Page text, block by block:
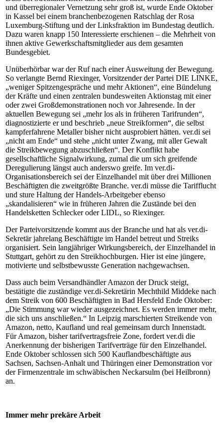
und überregionaler Vernetzung sehr groß ist, wurde Ende Oktober
in Kassel bei einem branchenbezogenen Ratschlag der Rosa
Luxemburg-Stiftung und der Linksfraktion im Bundestag deutlich.
Dazu waren knapp 150 Interessierte erschienen – die Mehrheit von
ihnen aktive Gewerkschaftsmitglieder aus dem gesamten
Bundesgebiet.
Unüberhörbar war der Ruf nach einer Ausweitung der Bewegung.
So verlangte Bernd Riexinger, Vorsitzender der Partei DIE LINKE,
„weniger Spitzengespräche und mehr Aktionen“, eine Bündelung
der Kräfte und einen zentralen bundesweiten Aktionstag mit einer
oder zwei Großdemonstrationen noch vor Jahresende. In der
aktuellen Bewegung sei „mehr los als in früheren Tarifrunden“,
diagnostizierte er und beschrieb „neue Streikformen“, die selbst
kampferfahrene Metaller bisher nicht ausprobiert hätten. ver.di sei
„nicht am Ende“ und stehe „nicht unter Zwang, mit aller Gewalt
die Streikbewegung abzuschließen“. Der Konflikt habe
gesellschaftliche Signalwirkung, zumal die um sich greifende
Deregulierung längst auch anderswo greife. Im ver.di-
Organisationsbereich sei der Einzelhandel mit über drei Millionen
Beschäftigten die zweitgrößte Branche. ver.di müsse die Tarifflucht
und sture Haltung der Handels-Arbeitgeber ebenso
„skandalisieren“ wie in früheren Jahren die Zustände bei den
Handelsketten Schlecker oder LIDL, so Riexinger.
Der Parteivorsitzende kommt aus der Branche und hat als ver.di-
Sekretär jahrelang Beschäftigte im Handel betreut und Streiks
organisiert. Sein langjähriger Wirkungsbereich, der Einzelhandel in
Stuttgart, gehört zu den Streikhochburgen. Hier ist eine jüngere,
motivierte und selbstbewusste Generation nachgewachsen.
Dass auch beim Versandhändler Amazon der Druck steigt,
bestätigte die zuständige ver.di-Sekretärin Mechthild Middeke nach
dem Streik von 600 Beschäftigten in Bad Hersfeld Ende Oktober:
„Die Stimmung war wieder ausgezeichnet. Es werden immer mehr,
die sich uns anschließen.“ In Leipzig marschierten Streikende von
Amazon, netto, Kaufland und real gemeinsam durch Innenstadt.
Für Amazon, bisher tarifvertragsfreie Zone, fordert ver.di die
Anerkennung der bisherigen Tarifverträge für den Einzelhandel.
Ende Oktober schlossen sich 500 Kauflandbeschäftigte aus
Sachsen, Sachsen-Anhalt und Thüringen einer Demonstration vor
der Firmenzentrale im schwäbischen Neckarsulm (bei Heilbronn)
an.
Immer mehr prekäre Arbeit